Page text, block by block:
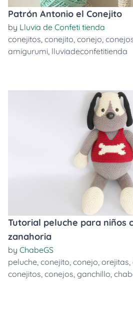
Patrón Antonio el Conejito
by Lluvia de Confeti tienda
conejitos, conejito, conejo,
amigurumi, lluviadeconfetitienda
Tutorial peluche para niños
zanahoria
by ChabeGS
peluche, conejito, conejo, orejitas,
conejitos, conejos, ganchillo,